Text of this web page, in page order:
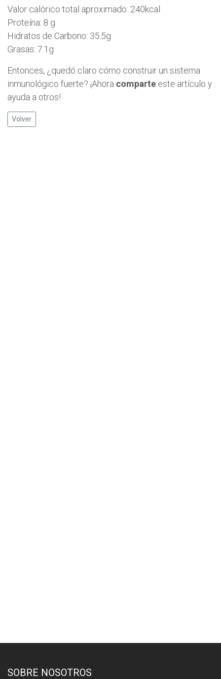
Valor calórico total aproximado: 240kcal
Proteína: 8 g
Hidratos de Carbono: 35.5g
Grasas: 7.1g
Entonces, ¿quedó claro cómo construir un sistema
inmunológico fuerte? ¡Ahora comparte este artículo y
ayuda a otros!
Volver
SOBRE NOSOTROS